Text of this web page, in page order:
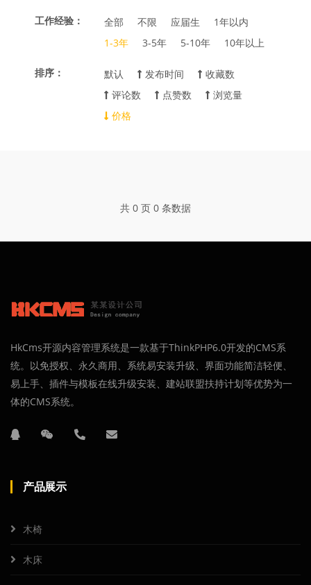
工作经验： 全部 不限 应届生
1年以内
1-3年
3-5年 5-10年 10年以上
排序： 默认 发布时间
收藏数
评论数
点赞数
浏览量
价格
共 0 页 0 条数据
HkCms开源内容管理系统是一款基于ThinkPHP6.0开发的CMS系
统。以免授权、永久商用、系统易安装升级、界面功能简洁轻便、
易上手、插件与模板在线升级安装、建站联盟扶持计划等优势为一
体的CMS系统。
产品展示
木椅
木床